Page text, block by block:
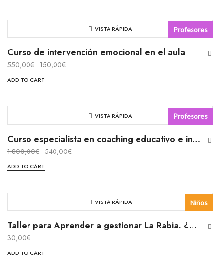
Profesores
Presencial
VISTA RÁPIDA
Curso de intervención emocional en el aula
550,00€ 150,00€
ADD TO CART
Profesores
Presencial
VISTA RÁPIDA
Curso especialista en coaching educativo e inteligencia emocional
1.800,00€ 540,00€
ADD TO CART
Niños
Presencial
VISTA RÁPIDA
Taller para Aprender a gestionar La Rabia. ¿Tu hijo/a se frustra fácilmente?
30,00€
ADD TO CART